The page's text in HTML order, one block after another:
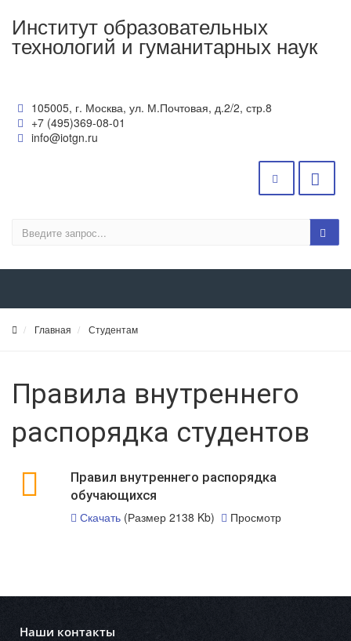
Институт образовательных
технологий и гуманитарных наук
105005, г. Москва, ул. М.Почтовая, д.2/2, стр.8
+7 (495)369-08-01
info@iotgn.ru
Главная Студентам
Правила внутреннего
распорядка студентов
Правил внутреннего распорядка
обучающихся
Скачать(Размер 2138 Kb) Просмотр
Наши контакты